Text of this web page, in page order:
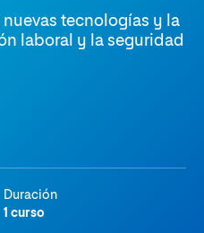
tecnologías y la
laboral y la seguridad
Duración
1 curso